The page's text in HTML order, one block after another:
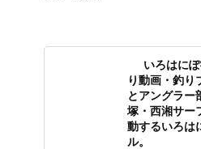
いろはに
り動画・釣り
とアングラー
塚・西湘サー
動するいろは
ル。